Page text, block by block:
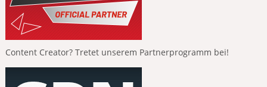
Content Creator? Tretet unserem Partnerprogramm bei!